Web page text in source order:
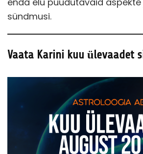
sündmusi.
Vaata Karini kuu ülevaadet